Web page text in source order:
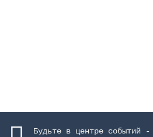
Будьте в центре событий -